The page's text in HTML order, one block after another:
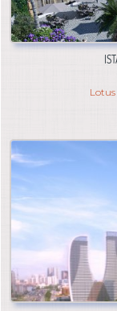
Lotus